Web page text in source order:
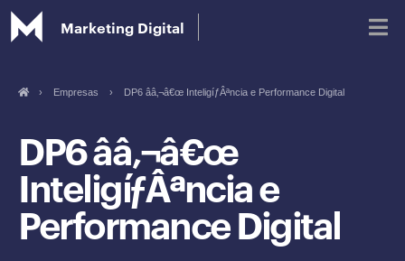
Marketing Digital
Glossário de Marketing Digital
› Empresas › DP6 ââ‚¬â€œ InteligíƒÂªncia e Performance Digital
DP6 ââ‚¬â€œ
InteligíƒÂªncia e
Performance Digital